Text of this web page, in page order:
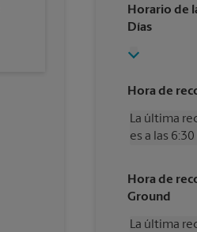
Horario de
Días
Hora de
La última
es a las 6:30
Jueves
Viernes
Sábado
Hora de
Ground
La última